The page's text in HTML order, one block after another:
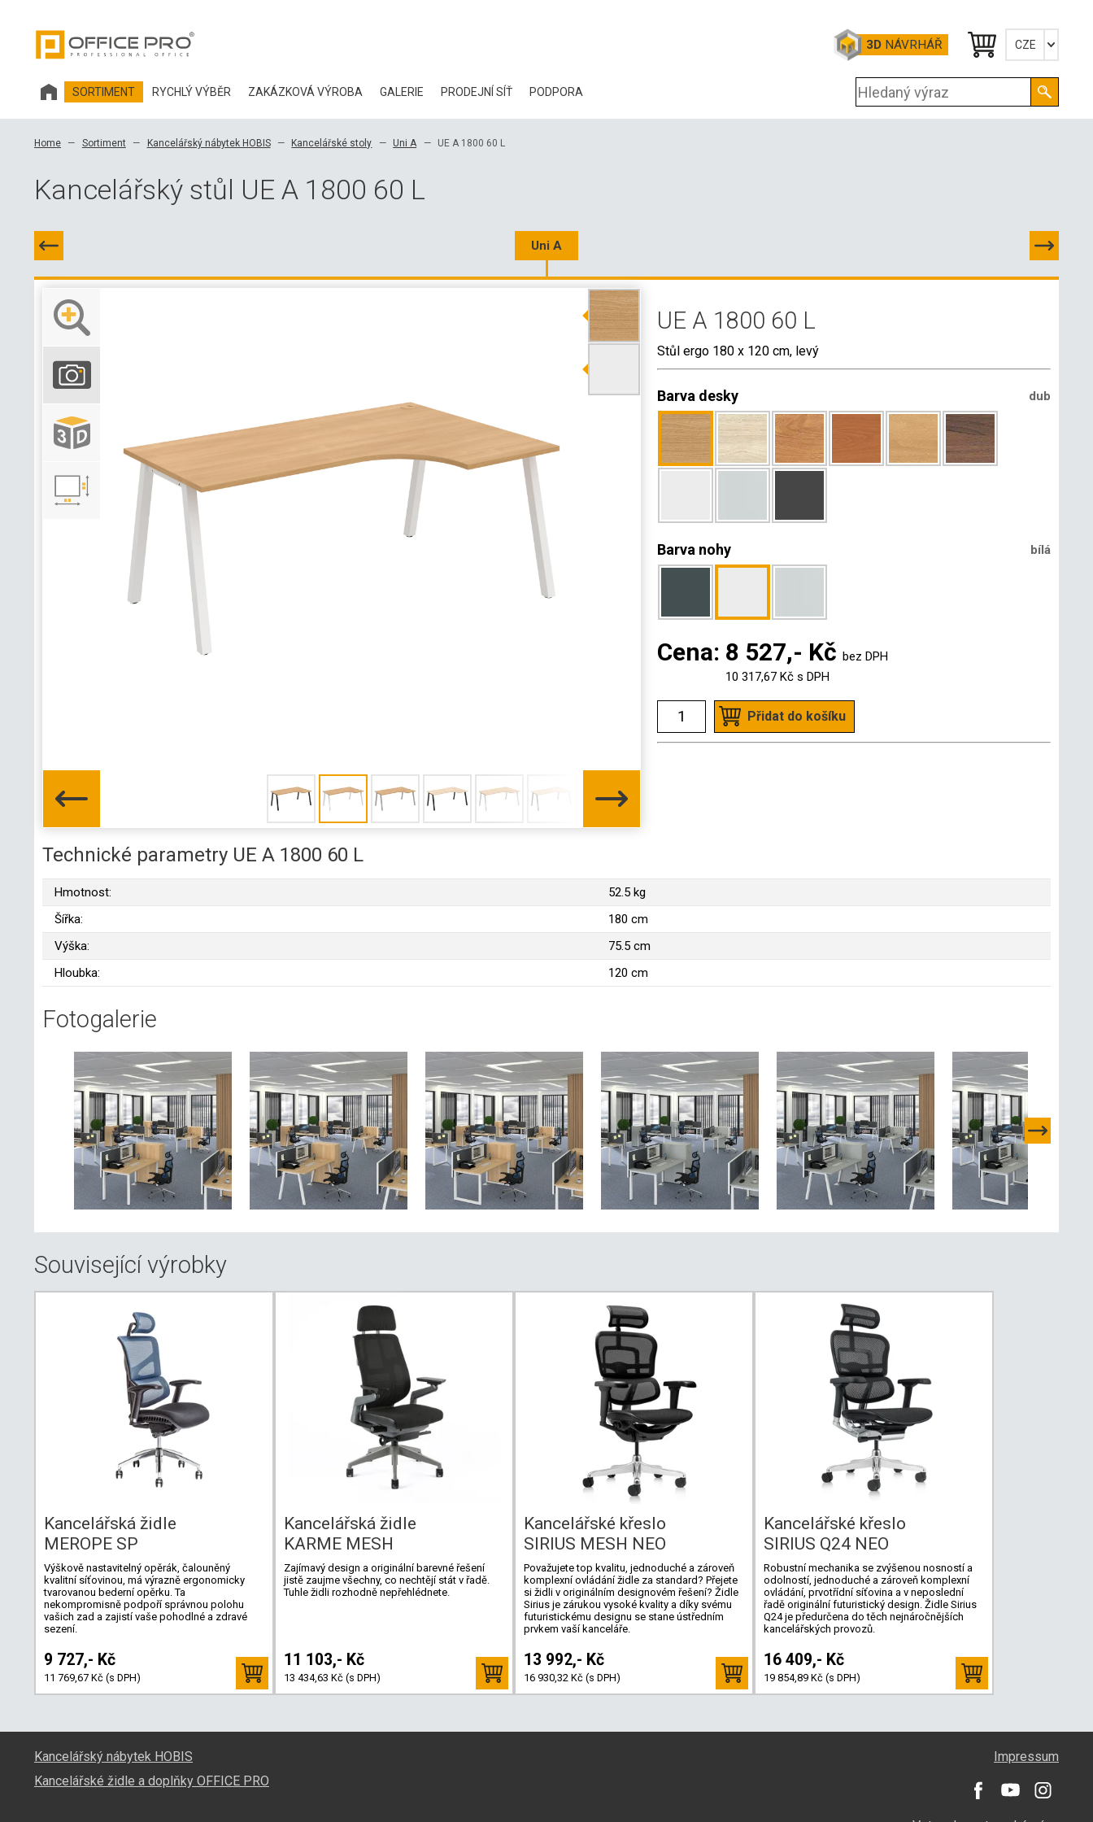
3D NÁVRHÁŘ CZE
English
SORTIMENT RYCHLÝ VÝBĚR ZAKÁZKOVÁ VÝROBA GALERIE PRODEJNÍ SÍŤ PODPORA
BLOG
3D DATA
VELKOOBCHODNÍ KONTAKTY
Home Sortiment Kancelářský nábytek HOBIS Kancelářské stoly Uni A UE A 1800 60 L
Kancelářský stůl UE A 1800 60 L
Uni A
UE A 1800 60 L
Stůl ergo 180 x 120 cm, levý
Barva desky dub
Barva nohy bílá
Cena: 8 527,- Kč bez DPH
10 317,67 Kč s DPH
Přidat do košíku
Technické parametry UE A 1800 60 L
Hmotnost:
52.5 kg
Šířka:
180 cm
Výška:
75.5 cm
Hloubka:
120 cm
Fotogalerie
Související výrobky
Kancelářská židle
MEROPE SP
Výškově nastavitelný opěrák, čalouněný
kvalitní síťovinou, má výrazně ergonomicky
tvarovanou bederní opěrku. Ta
nekompromisně podpoří správnou polohu
vašich zad a zajistí vaše pohodlné a zdravé
sezení.
9 727,- Kč
11 769,67 Kč (s DPH)
Kancelářská židle
KARME MESH
Zajímavý design a originální barevné řešení
jistě zaujme všechny, co nechtějí stát v řadě.
Tuhle židli rozhodně nepřehlédnete.
11 103,- Kč
13 434,63 Kč (s DPH)
Kancelářské křeslo
SIRIUS MESH NEO
Považujete top kvalitu, jednoduché a zároveň
komplexní ovládání židle za standard? Přejete
si židli v originálním designovém řešení? Židle
Sirius je zárukou vysoké kvality a díky svému
futuristickému designu se stane ústředním
prvkem vaší kanceláře.
13 992,- Kč
16 930,32 Kč (s DPH)
Kancelářské křeslo
SIRIUS Q24 NEO
Robustní mechanika se zvýšenou nosností a
odolností, jednoduché a zároveň komplexní
ovládání, prvotřídní síťovina a v neposlední
řadě originální futuristický design. Židle Sirius
Q24 je předurčena do těch nejnáročnějších
kancelářských provozů.
16 409,- Kč
19 854,89 Kč (s DPH)
Kancelářský nábytek HOBIS
Kancelářské židle a doplňky OFFICE PRO
Impressum